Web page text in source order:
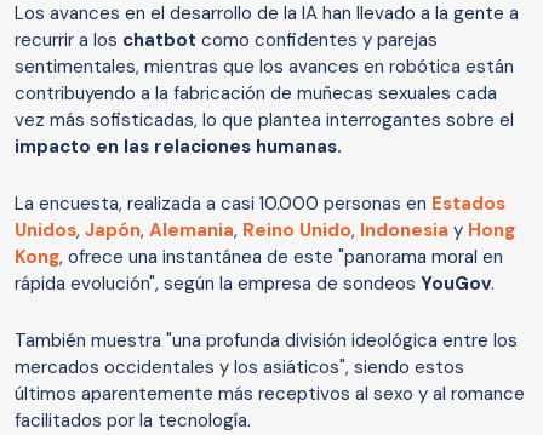
Los avances en el desarrollo de la IA han llevado a la gente a
recurrir a los chatbot como confidentes y parejas
sentimentales, mientras que los avances en robótica están
contribuyendo a la fabricación de muñecas sexuales cada
vez más sofisticadas, lo que plantea interrogantes sobre el
impacto en las relaciones humanas.
La encuesta, realizada a casi 10.000 personas en Estados
Unidos, Japón, Alemania, Reino Unido, Indonesia y Hong
Kong, ofrece una instantánea de este "panorama moral en
rápida evolución", según la empresa de sondeos YouGov.
También muestra "una profunda división ideológica entre los
mercados occidentales y los asiáticos", siendo estos
últimos aparentemente más receptivos al sexo y al romance
facilitados por la tecnología.